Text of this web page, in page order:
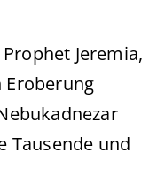
Jeremia,
Eroberung
Tausende und